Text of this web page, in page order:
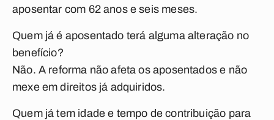
aposentar com 62 anos e seis meses.
Quem já é aposentado terá alguma alteração no
benefício?
Não. A reforma não afeta os aposentados e não
mexe em direitos já adquiridos.
Quem já tem idade e tempo de contribuição para